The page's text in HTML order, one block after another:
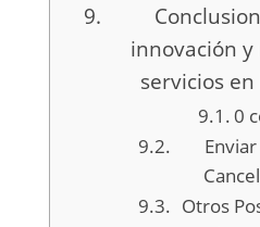
innovación
servicios
0
Otros